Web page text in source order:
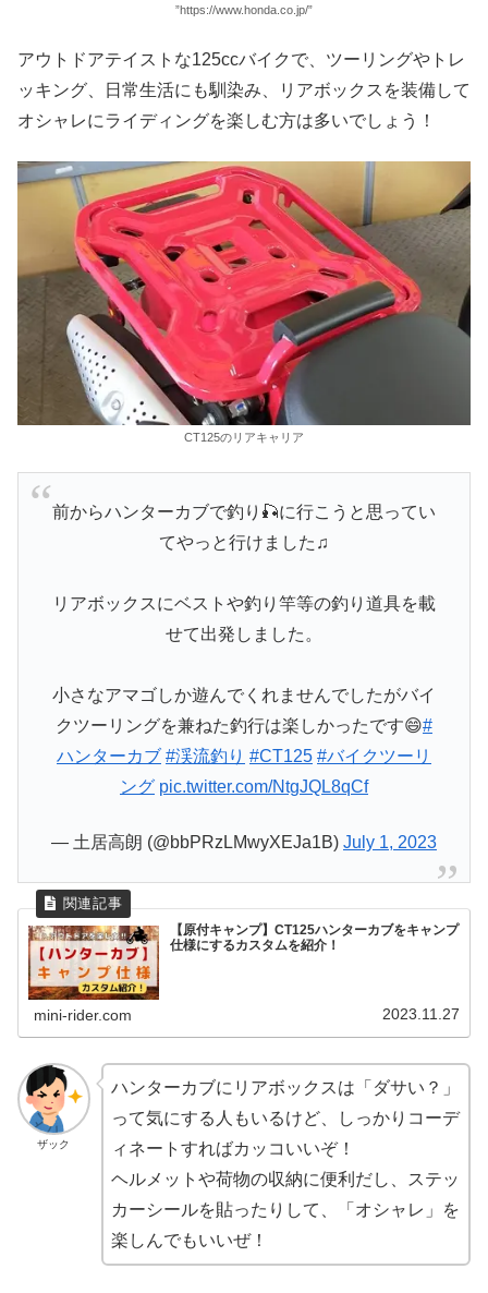
”https://www.honda.co.jp/”
アウトドアテイストな125ccバイクで、ツーリングやトレ
ッキング、日常生活にも馴染み、リアボックスを装備して
オシャレにライディングを楽しむ方は多いでしょう！
CT125のリアキャリア
前からハンターカブで釣り🎣に行こうと思ってい
てやっと行けました♫
リアボックスにベストや釣り竿等の釣り道具を載
せて出発しました。
小さなアマゴしか遊んでくれませんでしたがバイ
クツーリングを兼ねた釣行は楽しかったです😄#
ハンターカブ #渓流釣り #CT125 #バイクツーリ
ング pic.twitter.com/NtgJQL8qCf
— 土居高朗 (@bbPRzLMwyXEJa1B) July 1, 2023
【原付キャンプ】CT125ハンターカブをキャンプ
仕様にするカスタムを紹介！
mini-rider.com 2023.11.27
ザック
ハンターカブにリアボックスは「ダサい？」
って気にする人もいるけど、しっかりコーデ
ィネートすればカッコいいぞ！
ヘルメットや荷物の収納に便利だし、ステッ
カーシールを貼ったりして、「オシャレ」を
楽しんでもいいぜ！